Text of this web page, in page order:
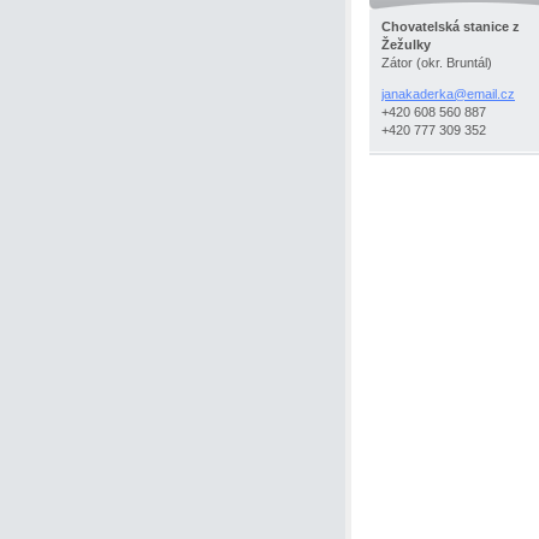
Chovatelská stanice z
Žežulky
Zátor (okr. Bruntál)
janakaderka@email.cz
+420 608 560 887
+420 777 309 352